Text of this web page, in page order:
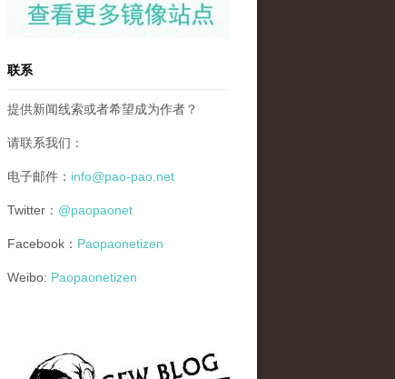
联系
提供新闻线索或者希望成为作者？
请联系我们：
电子邮件： info@pao-pao.net
Twitter： @paopaonet
Facebook： Paopaonetizen
Weibo: Paopaonetizen
gfw_blog_small.jpg